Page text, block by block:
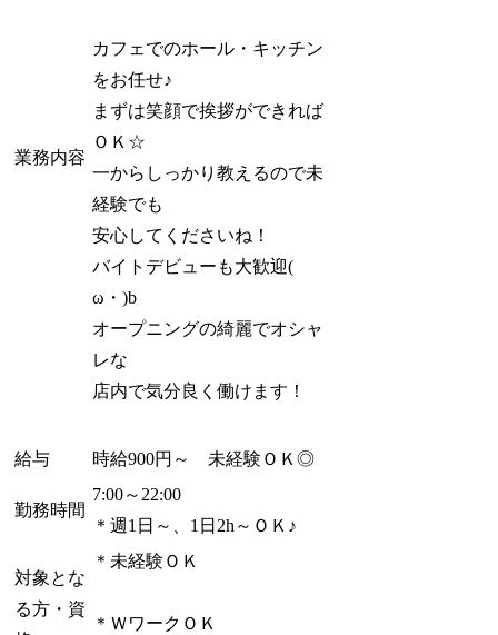
業務内容
カフェでのホール・キッチン
をお任せ♪
まずは笑顔で挨拶ができれば
ＯＫ☆
一からしっかり教えるので未
経験でも
安心してくださいね！
バイトデビューも大歓迎(ゝ
ω・)b
オープニングの綺麗でオシャ
レな
店内で気分良く働けます！
給与 時給900円～ 未経験ＯＫ◎
勤務時間
7:00～22:00
＊週1日～、1日2h～ＯＫ♪
対象とな
る方・資
＊未経験ＯＫ
＊ＷワークＯＫ